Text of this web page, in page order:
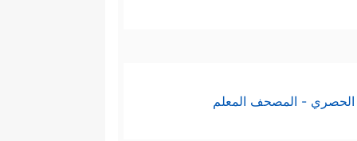
الحصري - المصحف المعلم